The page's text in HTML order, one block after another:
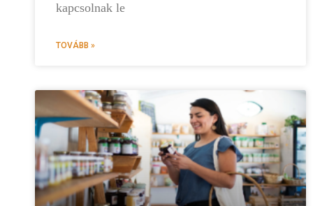
kapcsolnak le
TOVÁBB »